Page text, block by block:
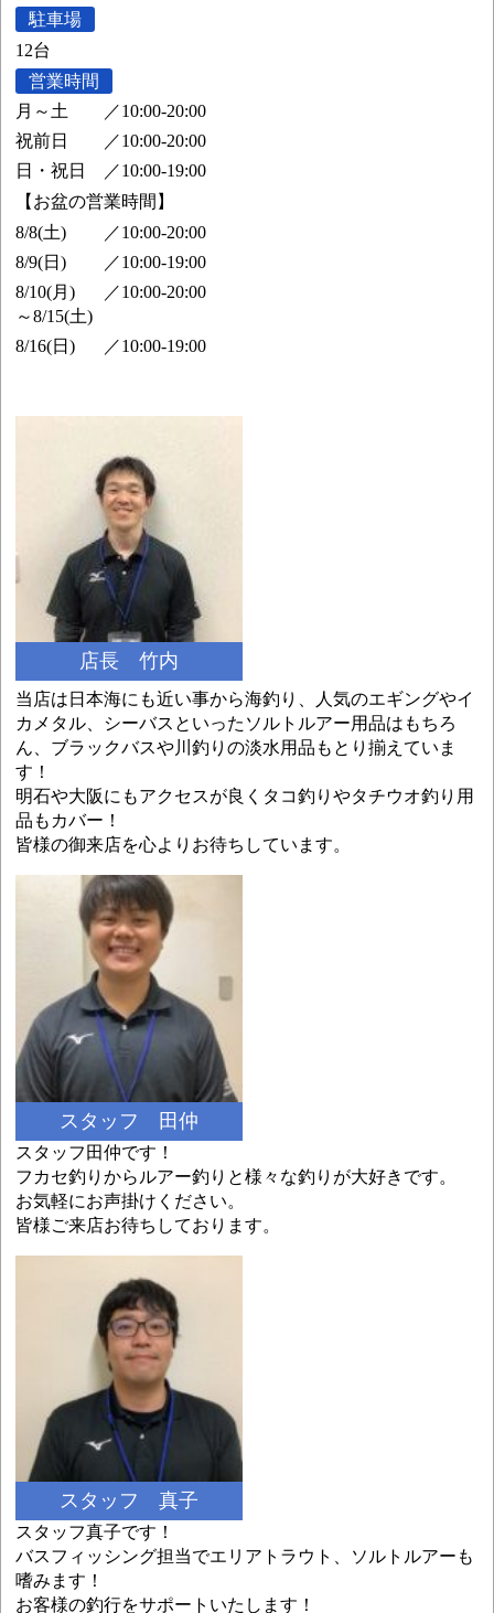
駐車場
12台
営業時間
月～土
／10:00-20:00
祝前日
／10:00-20:00
日・祝日
／10:00-19:00
【お盆の営業時間】
8/8(土)
／10:00-20:00
8/9(日)
／10:00-19:00
8/10(月)
～8/15(土)
／10:00-20:00
8/16(日) ／10:00-19:00
店長 竹内
当店は日本海にも近い事から海釣り、人気のエギングやイ
カメタル、シーバスといったソルトルアー用品はもちろ
ん、ブラックバスや川釣りの淡水用品もとり揃えていま
す！
明石や大阪にもアクセスが良くタコ釣りやタチウオ釣り用
品もカバー！
皆様の御来店を心よりお待ちしています。
スタッフ 田仲
スタッフ田仲です！
フカセ釣りからルアー釣りと様々な釣りが大好きです。
お気軽にお声掛けください。
皆様ご来店お待ちしております。
スタッフ 真子
スタッフ真子です！
バスフィッシング担当でエリアトラウト、ソルトルアーも
嗜みます！
お客様の釣行をサポートいたします！